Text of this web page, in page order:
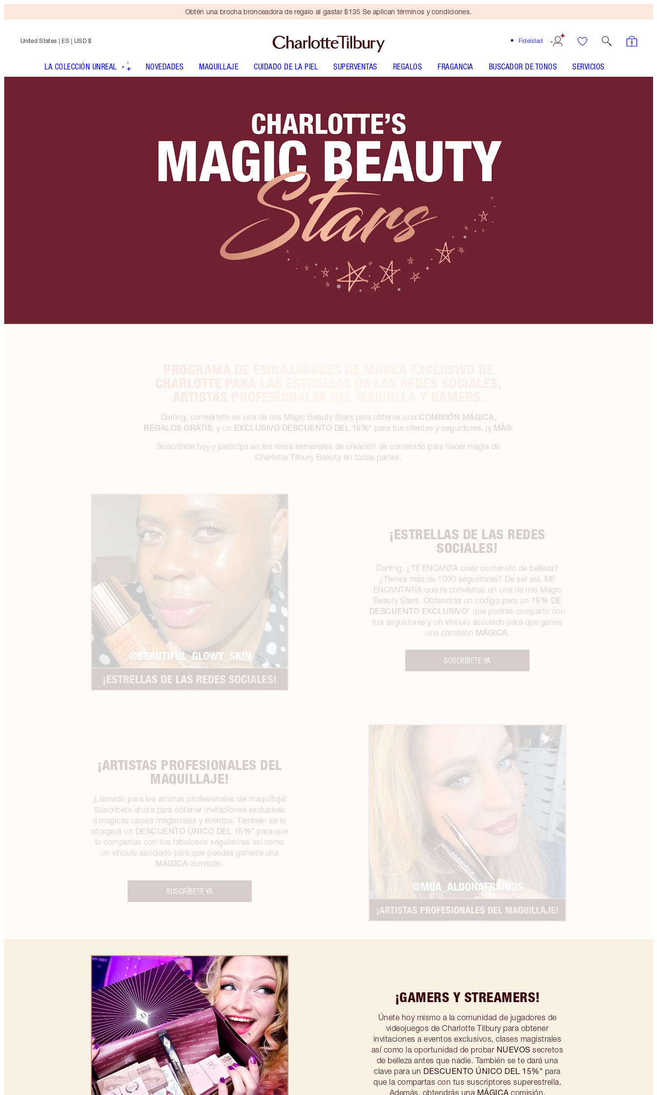
Obtén una brocha bronceadora de regalo al gastar $135 Se aplican términos y condiciones.
Fidelidad
United States | ES | USD $
LA COLECCIÓN UNREAL NOVEDADES MAQUILLAJE CUIDADO DE LA PIEL SUPERVENTAS REGALOS FRAGANCIA BUSCADOR DE TONOS SERVICIOS
Darling, conviértete en una de mis Magic Beauty Stars para obtener una COMISIÓN MÁGICA,
REGALOS GRATIS, y un EXCLUSIVO DESCUENTO DEL 15%* para tus clientes y seguidores, ¡y MÁS!
Suscríbete hoy y participa en los retos semanales de creación de contenido para hacer magia de
Charlotte Tilbury Beauty en todas partes.
¡ESTRELLAS DE LAS REDES
SOCIALES!
Darling, ¿TE ENCANTA crear contenido de belleza?
¿Tienes más de 1000 seguidores? De ser así, ME
ENCANTARÍA que te conviertas en una de mis Magic
Beauty Stars. Obtendrás un código para un 15% DE
DESCUENTO EXCLUSIVO* que podrás compartir con
tus seguidores y un vínculo asociado para que ganes
una comisión MÁGICA.
SUSCRÍBETE YA
¡ARTISTAS PROFESIONALES DEL
MAQUILLAJE!
¡Llamado para los artistas profesionales del maquillaje!
Suscríbete ahora para obtener invitaciones exclusivas
a mágicas clases magistrales y eventos. También se te
otorgará un DESCUENTO ÚNICO DEL 15%* para que
lo compartas con tus fabulosos seguidores así como
un vínculo asociado para que puedas ganarte una
MÁGICA comisión.
SUSCRÍBETE YA
¡GAMERS Y STREAMERS!
Únete hoy mismo a la comunidad de jugadores de
videojuegos de Charlotte Tilbury para obtener
invitaciones a eventos exclusivos, clases magistrales
así como la oportunidad de probar NUEVOS secretos
de belleza antes que nadie. También se te dará una
clave para un DESCUENTO ÚNICO DEL 15%* para
que la compartas con tus suscriptores superestrella.
Además, obtendrás una MÁGICA comisión.